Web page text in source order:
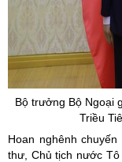
Bộ trưởng Bộ Ngoại
Triều
Hoan nghênh
thư, Chủ tịch nước